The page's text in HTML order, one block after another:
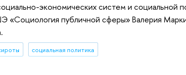
экономических систем и социальной
«Социология публичной сферы» Валерия
социальная политика